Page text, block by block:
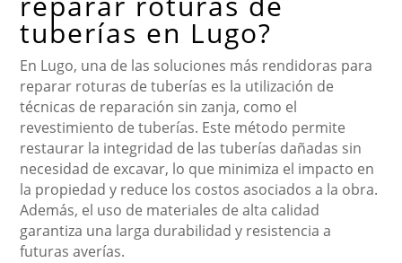
tuberías en Lugo?
En Lugo, una de las soluciones más rendidoras para
reparar roturas de tuberías es la utilización de
técnicas de reparación sin zanja, como el
revestimiento de tuberías. Este método permite
restaurar la integridad de las tuberías dañadas sin
necesidad de excavar, lo que minimiza el impacto en
la propiedad y reduce los costos asociados a la obra.
Además, el uso de materiales de alta calidad
garantiza una larga durabilidad y resistencia a
futuras averías.